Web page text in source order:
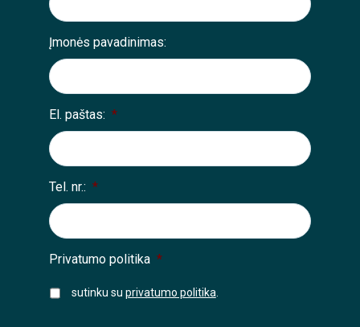
Įmonės pavadinimas:
El. paštas: *
Tel. nr.: *
Privatumo politika *
sutinku su privatumo politika